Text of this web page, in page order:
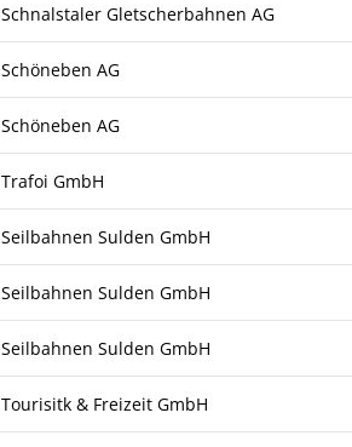
Schnalstaler Gletscherbahnen AG
Schöneben AG
Schöneben AG
Trafoi GmbH
Seilbahnen Sulden GmbH
Seilbahnen Sulden GmbH
Seilbahnen Sulden GmbH
Tourisitk & Freizeit GmbH